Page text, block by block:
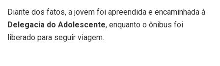
Diante dos fatos, a jovem foi apreendida e encaminhada à
Delegacia do Adolescente, enquanto o ônibus foi
liberado para seguir viagem.